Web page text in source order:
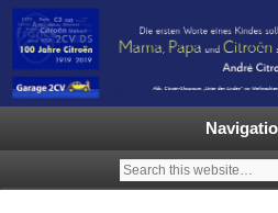
Ein neuer
2000 |1.200
Deutschland |
Garage 2CV – Automobile Klassiker